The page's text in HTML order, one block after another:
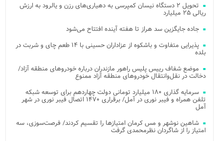
تحویل ۲ دستگاه نیسان کمپرسی به دهیاری‌های رزن و یالرود به ارزش
ریالی ۲۵ میلیارد
جاده جایگزین سد هراز تا هفته آینده افتتاح می‌شود
پذیرایی متفاوت و باشکوه از عزاداران حسینی با ۱۴ طعم چای و شربت در
بلده
موضع شفاف رییس پلیس راهور مازندران درباره خودروهای منطقه آزاد/
دخالت در نقل‌وانتقال خودروهای منطقه آزاد ممنوع
سرمایه گذاری ۱۸۰ میلیارد تومانی دولت چهاردهم برای توسعه شبکه
تلفن همراه و فیبر نوری در آمل/ برقراری ۱۴۷۰ اتصال فیبر نوری در شهر
آمل
شاهین نوشهر و مس کرمان امتیازها را تقسیم کردند/ فرصت‌سوزی، سه
امتیاز را از شاگردان نظرمحمدی گرفت